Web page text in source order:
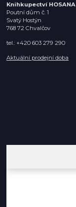
Knihkupectví HOSANA
Poutní dům č. 1
Svatý Hostýn
768 72 Chvalčov
tel.: +420 603 279 290
Aktuální prodejní doba